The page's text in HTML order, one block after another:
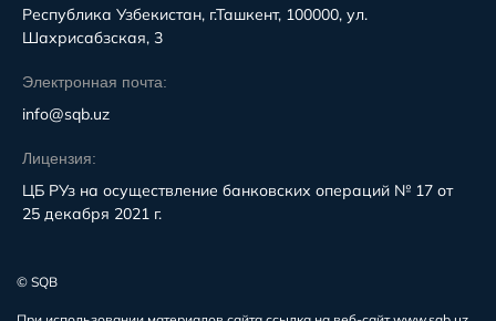
Республика Узбекистан, г.Ташкент, 100000, ул.
Шахрисабзская, 3
Электронная почта:
info@sqb.uz
Лицензия:
ЦБ РУз на осуществление банковских операций № 17 от
25 декабря 2021 г.
© SQB